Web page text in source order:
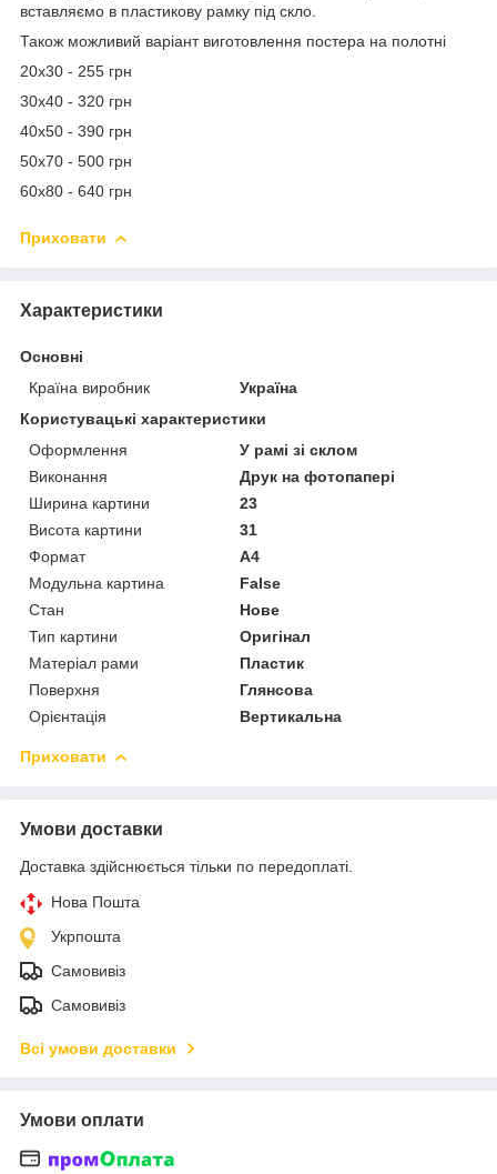
вставляємо в пластикову рамку під скло.
Також можливий варіант виготовлення постера на полотні
20х30 - 255 грн
30х40 - 320 грн
40х50 - 390 грн
50х70 - 500 грн
60х80 - 640 грн
Приховати
Характеристики
Основні
Країна виробник
Україна
Користувацькі характеристики
Оформлення
У рамі зі склом
Виконання
Друк на фотопапері
Ширина картини
23
Висота картини
31
Формат
A4
Модульна картина
False
Стан
Нове
Тип картини
Оригінал
Матеріал рами
Пластик
Поверхня
Глянсова
Орієнтація
Вертикальна
Приховати
Умови доставки
Доставка здійснюється тільки по передоплаті.
Нова Пошта
Укрпошта
Самовивіз
Самовивіз
Всі умови доставки
Умови оплати